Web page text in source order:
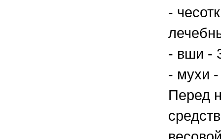
-
- вши -
- мухи
Перед